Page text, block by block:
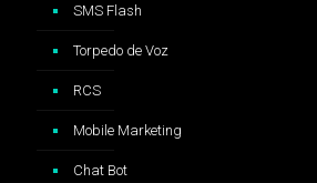
SMS Flash
Torpedo de Voz
RCS
Mobile Marketing
Chat Bot